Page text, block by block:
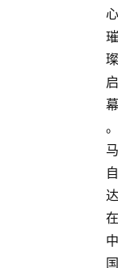
心
璀
璨
启
幕
。
马
自
达
在
中
国